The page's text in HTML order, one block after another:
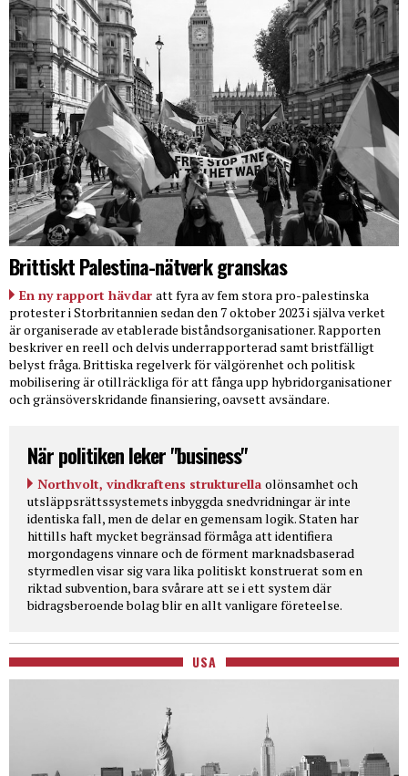
Brittiskt Palestina-nätverk granskas
En ny rapport hävdar att fyra av fem stora pro-palestinska
protester i Storbritannien sedan den 7 oktober 2023 i själva verket
är organiserade av etablerade biståndsorganisationer. Rapporten
beskriver en reell och delvis underrapporterad samt bristfälligt
belyst fråga. Brittiska regelverk för välgörenhet och politisk
mobilisering är otillräckliga för att fånga upp hybridorganisationer
och gränsöverskridande finansiering, oavsett avsändare.
När politiken leker "business"
Northvolt, vindkraftens strukturella olönsamhet och
utsläppsrättssystemets inbyggda snedvridningar är inte
identiska fall, men de delar en gemensam logik. Staten har
hittills haft mycket begränsad förmåga att identifiera
morgondagens vinnare och de förment marknadsbaserad
styrmedlen visar sig vara lika politiskt konstruerat som en
riktad subvention, bara svårare att se i ett system där
bidragsberoende bolag blir en allt vanligare företeelse.
USA